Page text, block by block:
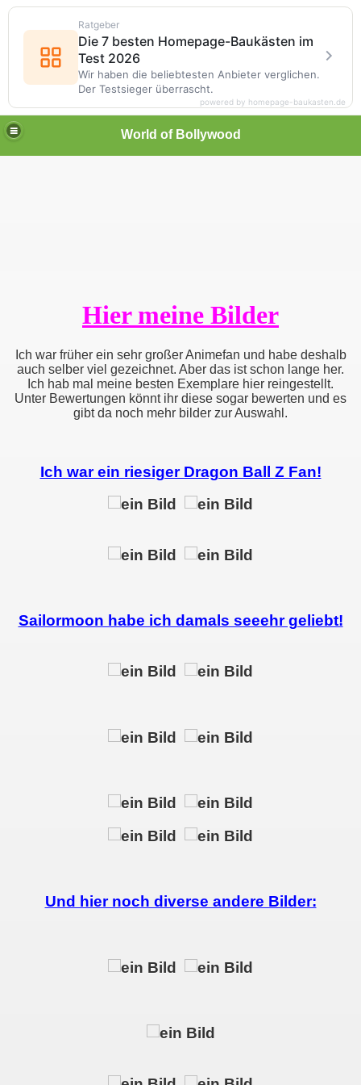
World of Bollywood
Hier meine Bilder
Ich war früher ein sehr großer Animefan und habe deshalb
auch selber viel gezeichnet. Aber das ist schon lange her.
Ich hab mal meine besten Exemplare hier reingestellt.
Unter Bewertungen könnt ihr diese sogar bewerten und es
gibt da noch mehr bilder zur Auswahl.
Ich war ein riesiger Dragon Ball Z Fan!
Sailormoon habe ich damals seeehr geliebt!
Und hier noch diverse andere Bilder:
Ratgeber
Die 7 besten Homepage-Baukästen im
Test 2026
Wir haben die beliebtesten Anbieter verglichen.
Der Testsieger überrascht.
powered by homepage-baukasten.de